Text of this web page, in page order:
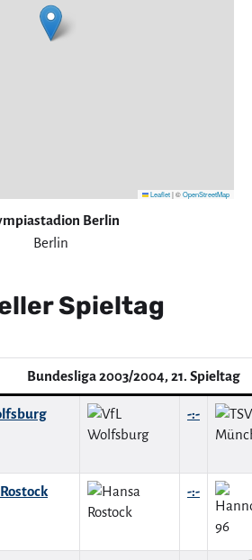
Leaflet|©OpenStreetMap
Berlin
Berlin
Spieltag
Bundesliga 2003/2004, 21. Spieltag
-:-
-:-